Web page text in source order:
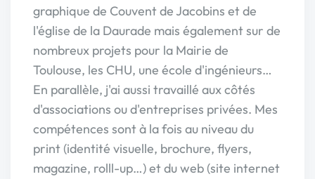
graphique de Couvent de Jacobins et de
l'église de la Daurade mais également sur de
nombreux projets pour la Mairie de
Toulouse, les CHU, une école d'ingénieurs…
En parallèle, j'ai aussi travaillé aux côtés
d'associations ou d'entreprises privées. Mes
compétences sont à la fois au niveau du
print (identité visuelle, brochure, flyers,
magazine, rolll-up…) et du web (site internet